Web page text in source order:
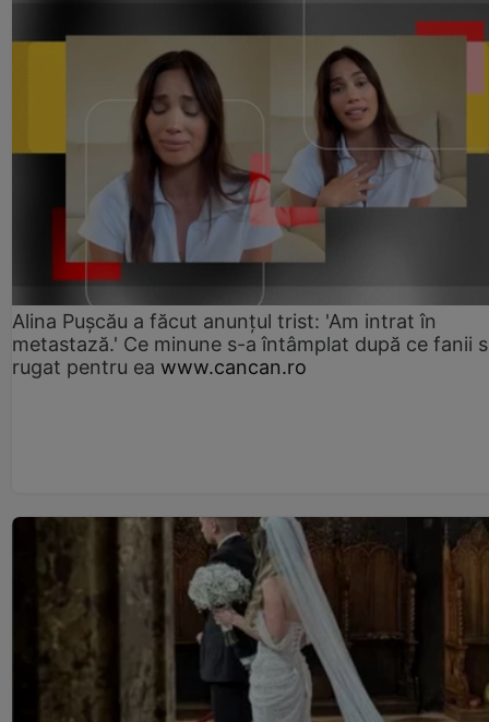
Alina Pușcău a făcut anunțul trist: 'Am intrat în
metastază.' Ce minune s-a întâmplat după ce fanii
rugat pentru ea www.cancan.ro